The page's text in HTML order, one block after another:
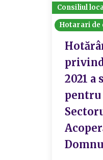
Consiliul
Hotarari de
2021